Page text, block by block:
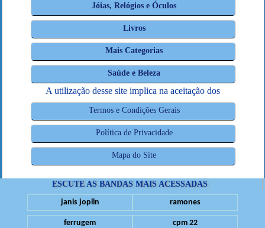
Jóias, Relógios e Óculos
Livros
Mais Categorias
Saúde e Beleza
A utilização desse site implica na aceitação dos
Termos e Condições Gerais
Política de Privacidade
Mapa do Site
ESCUTE AS BANDAS MAIS ACESSADAS
janis joplin ramones
ferrugem cpm 22